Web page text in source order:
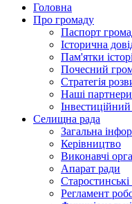
Головна
Про громаду
Паспорт
Історична
Пам'ятки
Почесний
Стратегія
Наші партнери
Селищна рада
Загальна
Керівництво
Виконавчі
Апарат ради
Регламент